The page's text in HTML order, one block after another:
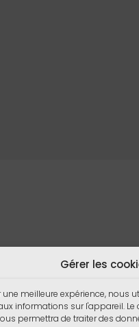
Gérer les
une meilleure expérience, nous
informations sur l'appareil.
permettra de traiter des